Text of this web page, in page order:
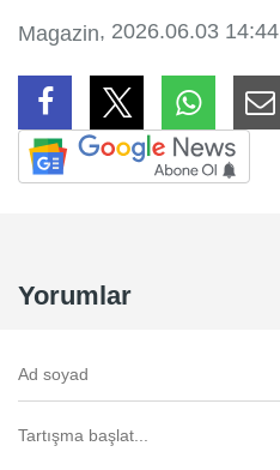
Magazin, 2026.06.03 14:44
Yorumlar